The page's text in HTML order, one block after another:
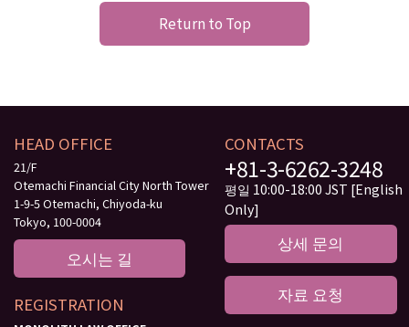
Return to Top
HEAD OFFICE
21/F
Otemachi Financial City North Tower
1-9-5 Otemachi, Chiyoda-ku
Tokyo, 100-0004
오시는 길
REGISTRATION
CONTACTS
+81-3-6262-3248
평일 10:00-18:00 JST [English
Only]
상세 문의
자료 요청